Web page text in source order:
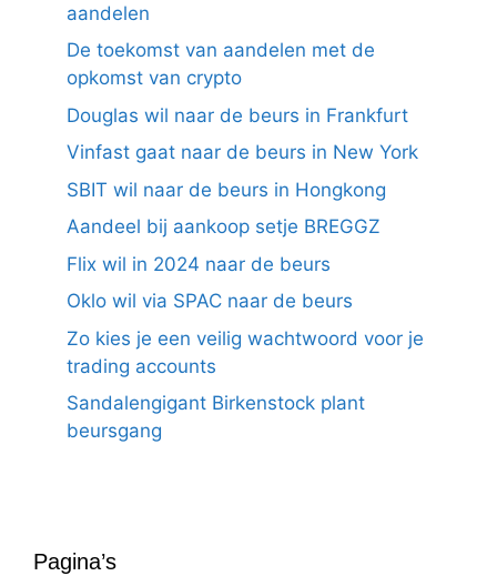
aandelen
De toekomst van aandelen met de
opkomst van crypto
Douglas wil naar de beurs in Frankfurt
Vinfast gaat naar de beurs in New York
SBIT wil naar de beurs in Hongkong
Aandeel bij aankoop setje BREGGZ
Flix wil in 2024 naar de beurs
Oklo wil via SPAC naar de beurs
Zo kies je een veilig wachtwoord voor je
trading accounts
Sandalengigant Birkenstock plant
beursgang
Pagina’s